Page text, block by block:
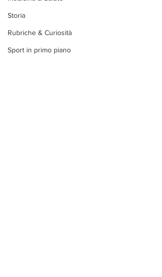
Storia
Rubriche & Curiosità
Sport in primo piano